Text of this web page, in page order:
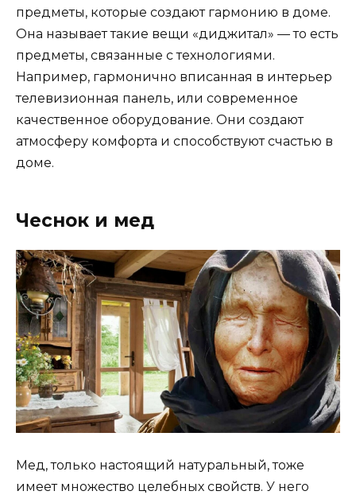
предметы, которые создают гармонию в доме.
Она называет такие вещи «диджитал» — то есть
предметы, связанные с технологиями.
Например, гармонично вписанная в интерьер
телевизионная панель, или современное
качественное оборудование. Они создают
атмосферу комфорта и способствуют счастью в
доме.
Чеснок и мед
Мед, только настоящий натуральный, тоже
имеет множество целебных свойств. У него